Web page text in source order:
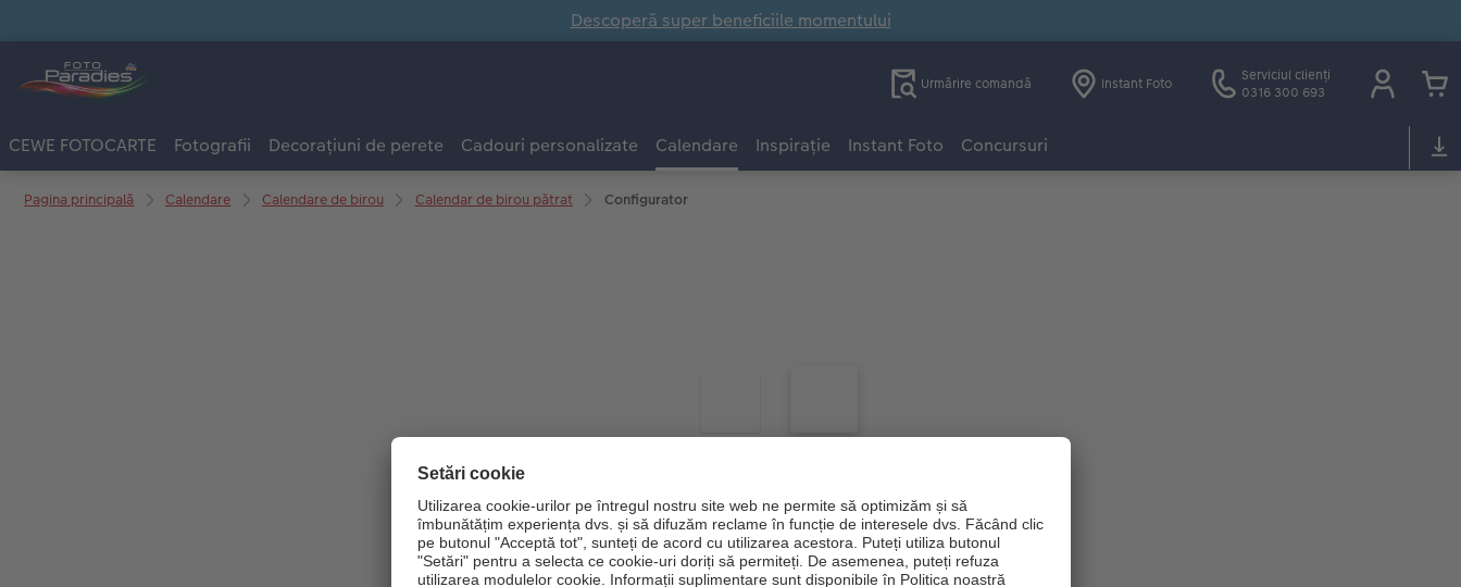
Descoperă super beneficiile momentului
Urmărire comandă Instant Foto
Serviciul clienți
0316 300 693
CEWE FOTOCARTE Fotografii Decorațiuni de perete Cadouri personalizate Calendare Inspirație Instant Foto Concursuri
Pagina principală Calendare Calendare de birou Calendar de birou pătrat Configurator